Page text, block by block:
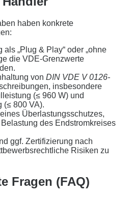
haben konkrete
„Plug & Play“ oder „ohne
die VDE-Grenzwerte
von DIN VDE V 0126-
insbesondere
(≤ 960 W) und
(≤ 800 VA).
Überlastungsschutzes,
des Endstromkreises
ggf. Zertifizierung nach
Risiken zu
Fragen (FAQ)